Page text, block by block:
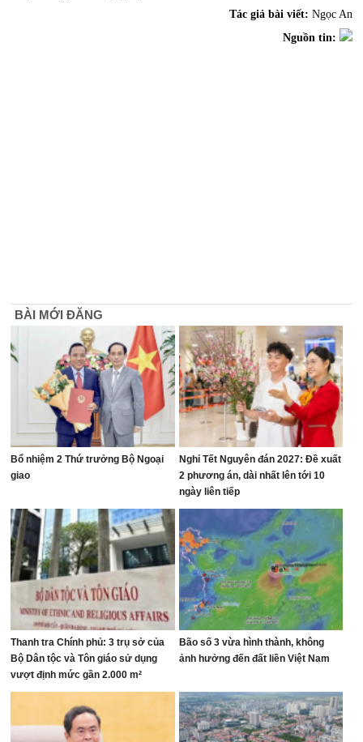
Tác giả bài viết: Ngọc An
Nguồn tin:
BÀI MỚI ĐĂNG
Bổ nhiệm 2 Thứ trưởng Bộ Ngoại
giao
Nghỉ Tết Nguyên đán 2027: Đề xuất
2 phương án, dài nhất lên tới 10
ngày liên tiếp
Thanh tra Chính phủ: 3 trụ sở của
Bộ Dân tộc và Tôn giáo sử dụng
vượt định mức gần 2.000 m²
Bão số 3 vừa hình thành, không
ảnh hưởng đến đất liền Việt Nam